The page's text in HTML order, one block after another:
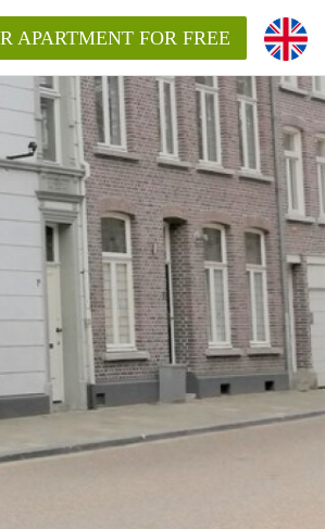
APARTMENT FOR FREE